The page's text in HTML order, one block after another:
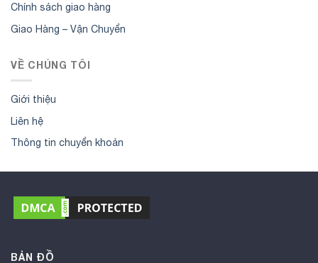
Chính sách giao hàng
Giao Hàng – Vận Chuyển
VỀ CHÚNG TÔI
Giới thiệu
Liên hệ
Thông tin chuyển khoản
BẢN ĐỒ